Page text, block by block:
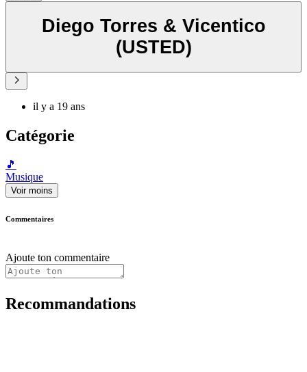
Diego Torres & Vicentico
(USTED)
il y a 19 ans
Catégorie
🎵
Musique
Voir moins
Commentaires
Ajoute ton commentaire
Recommandations